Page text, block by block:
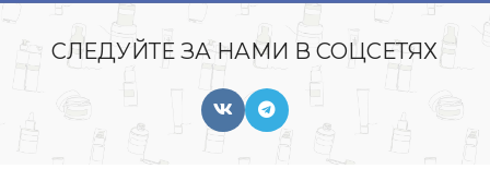
СЛЕДУЙТЕ ЗА НАМИ В СОЦСЕТЯХ